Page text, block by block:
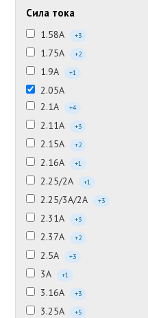
Сила тока
1.58А +3
1.75А +2
1.9А +1
2.05А
2.1А
+4
2.11А +3
2.15А +2
2.16А +1
2.25/2А +1
2.25/3А/2А +3
2.31А +3
2.37А +2
2.5А +3
3А +1
3.16А +3
3.25А +5